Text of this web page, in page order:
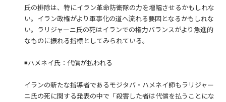
氏の排除は、特にイラン革命防衛隊の力を増幅させるかもしれな
い。イラン政権がより軍事化の道へ流れる要因となるかもしれな
い。ラリジャーニ氏の死はイランでの権力バランスがより急進的
なものに振れる指標としてみられている。
◾️ハメネイ氏：代償が払われる
イランの新たな指導者であるモジタバ・ハメネイ師もラリジャー
ニ氏の死に関する発表の中で「殺害した者は代償を払うことにな